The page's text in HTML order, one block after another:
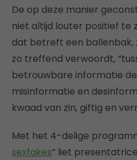
De op deze manier
niet altijd louter positief te
dat betreft een ballenbak,
zo treffend verwoordt,
betrouwbare informatie
misinformatie en
kwaad van zin, giftig en
Met het 4-delige
sexfakes” liet